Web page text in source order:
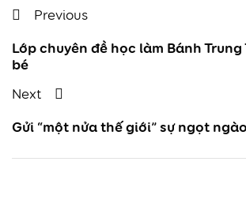
Điều
hướng
bài
viết
Previous
Previous
Lớp chuyên đề học làm Bánh
bé
Next
Next
Gửi “một nửa thế giới” sự ngọt